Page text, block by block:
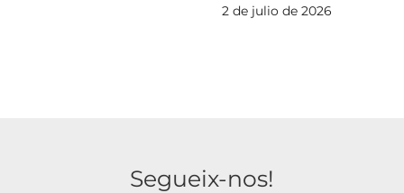
2 de julio de 2026
Segueix-nos!